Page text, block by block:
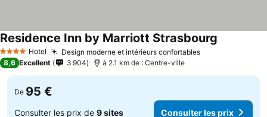
4 Étoiles Hotel Design moderne et intérieurs confortables
Residence Inn by Marriott Strasbourg
8,6 Excellent 3 904 à 2.1 km de : Centre-ville
De 95 €
Consulter les prix de 9 sites Consulter les prix